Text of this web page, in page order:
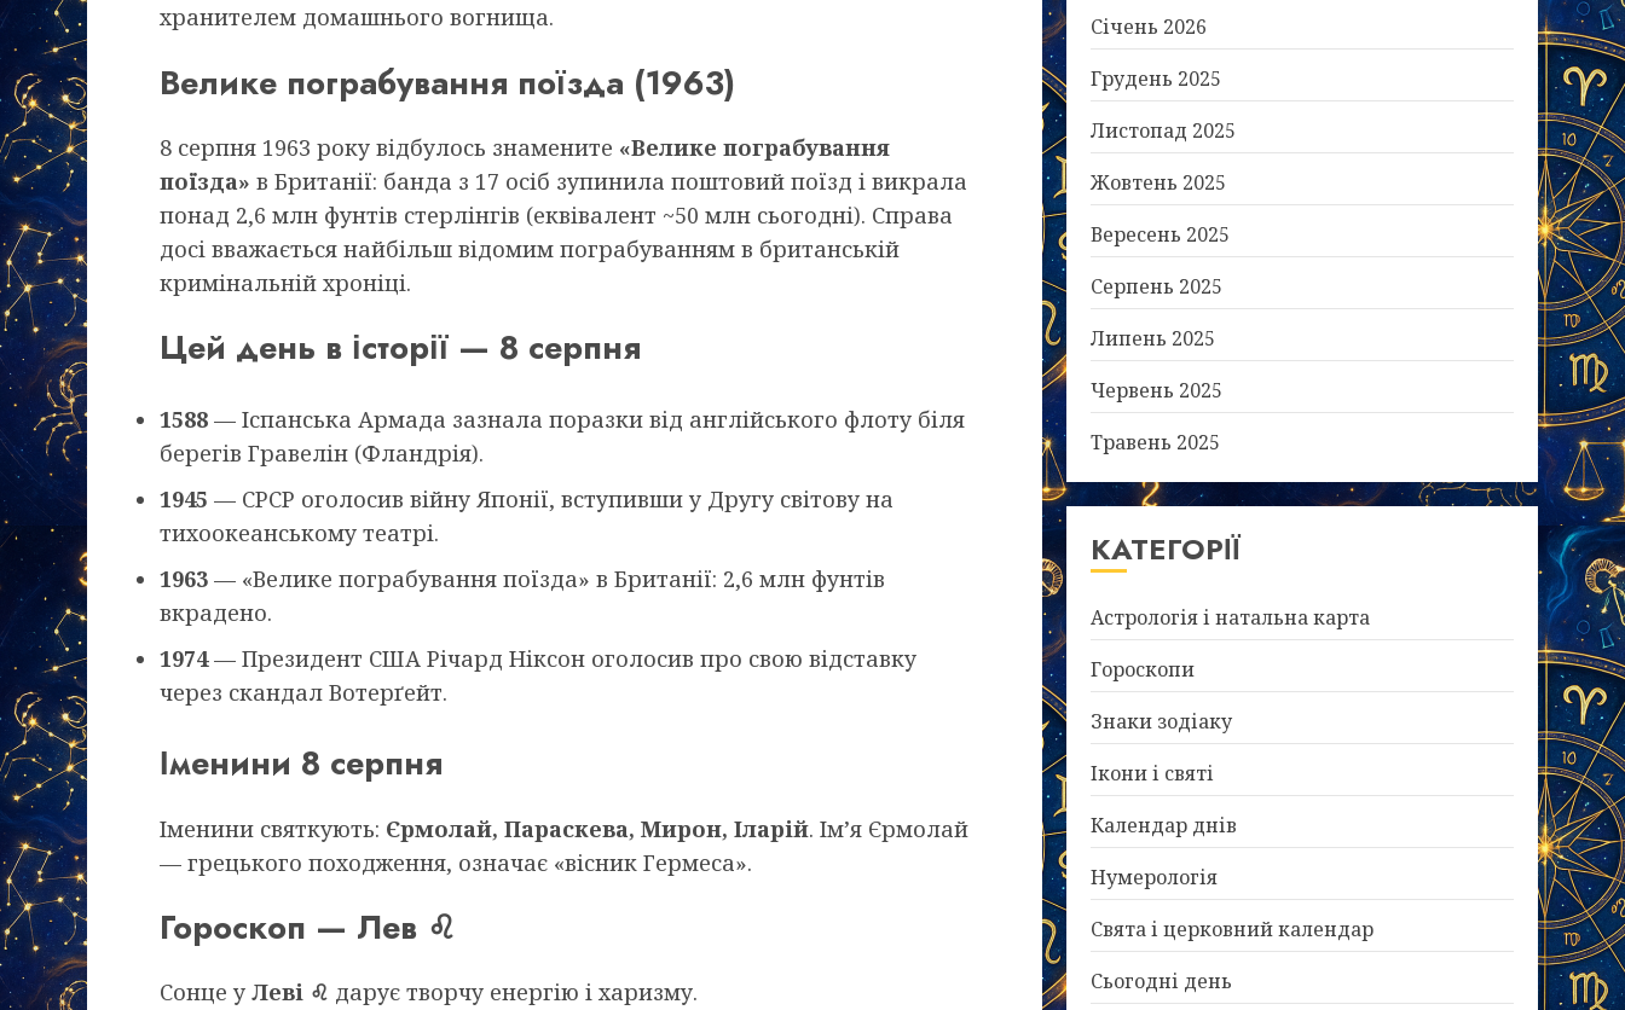
хранителем домашнього вогнища.
Велике пограбування поїзда (1963)
8 серпня 1963 року відбулось знамените «Велике пограбування
поїзда» в Британії: банда з 17 осіб зупинила поштовий поїзд і викрала
понад 2,6 млн фунтів стерлінгів (еквівалент ~50 млн сьогодні). Справа
досі вважається найбільш відомим пограбуванням в британській
кримінальній хроніці.
Цей день в історії — 8 серпня
1588 — Іспанська Армада зазнала поразки від англійського флоту біля
берегів Гравелін (Фландрія).
1945 — СРСР оголосив війну Японії, вступивши у Другу світову на
тихоокеанському театрі.
1963 — «Велике пограбування поїзда» в Британії: 2,6 млн фунтів
вкрадено.
1974— Президент США Річард Ніксон оголосив про свою відставку
через скандал Вотерґейт.
Іменини 8 серпня
Іменини святкують: Єрмолай, Параскева, Мирон, Іларій. Ім’я Єрмолай
— грецького походження, означає «вісник Гермеса».
Гороскоп — Лев ♌
Сонце у Леві ♌ дарує творчу енергію і харизму.
Січень 2026
Грудень 2025
Листопад 2025
Жовтень 2025
Вересень 2025
Серпень 2025
Липень 2025
Червень 2025
Травень 2025
КАТЕГОРІЇ
Астрологія і натальна карта
Гороскопи
Знаки зодіаку
Ікони і святі
Календар днів
Нумерологія
Свята і церковний календар
Сьогодні день